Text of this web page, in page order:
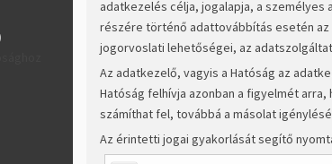
adatkezelés célja, jogalapja, a
részére történő adattovábbítás esetén az
jogorvoslati lehetőségei, az
Az adatkezelő, vagyis a Hatóság az
Hatóság felhívja azonban a figyelmét
számíthat fel, továbbá a másolat
Az érintetti jogai gyakorlását segítő